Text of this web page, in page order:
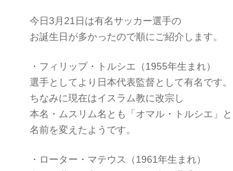
今日3月21日は有名サッカー選手の
お誕生日が多かったので順にご紹介します。
・フィリップ・トルシエ（1955年生まれ）
選手としてより日本代表監督として有名です。
ちなみに現在はイスラム教に改宗し
本名・ムスリム名とも「オマル・トルシエ」と
名前を変えたようです。
・ローター・マテウス（1961年生まれ）